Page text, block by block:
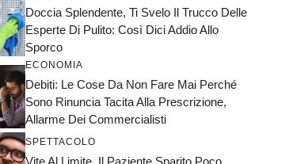
Doccia Splendente, Ti Svelo Il Trucco Delle
Esperte Di Pulito: Così Dici Addio Allo
Sporco
ECONOMIA
Debiti: Le Cose Da Non Fare Mai Perché
Sono Rinuncia Tacita Alla Prescrizione,
Allarme Dei Commercialisti
SPETTACOLO
Vite Al Limite, Il Paziente Sparito Poco